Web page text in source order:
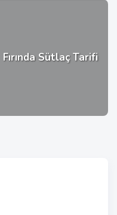
Fırında Sütlaç Tarifi